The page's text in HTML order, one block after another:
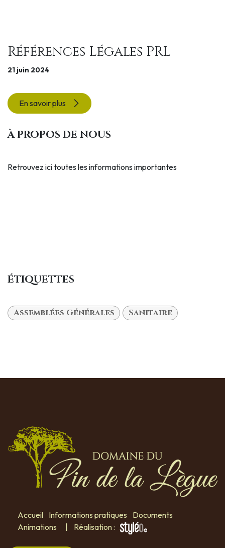
Références Légales PRL
21 juin 2024
En savoir plus
À PROPOS DE NOUS
Retrouvez ici toutes les informations importantes
ÉTIQUETTES
Assemblées Générales Sanitaire
Accueil Informations pratiques
Documents
Animations
| Réalisation :